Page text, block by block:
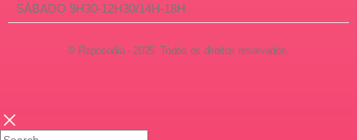
SÁBADO 9H30-12H30/14H-18H
© Raposodia - 2025. Todos os direitos reservados.